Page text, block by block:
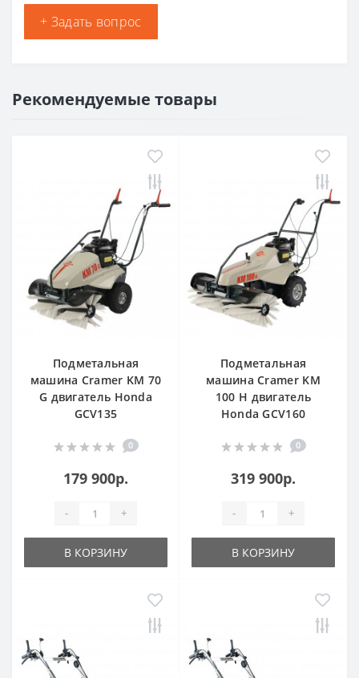
+ Задать вопрос
Рекомендуемые товары
Подметальная
машина Cramer KM 70
G двигатель Honda
GCV135
0
179 900р.
- +
В КОРЗИНУ
Подметальная
машина Cramer KM
100 H двигатель
Honda GCV160
0
319 900р.
- +
В КОРЗИНУ